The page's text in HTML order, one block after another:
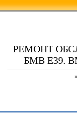
РЕМОНТ
БМВ Е39.